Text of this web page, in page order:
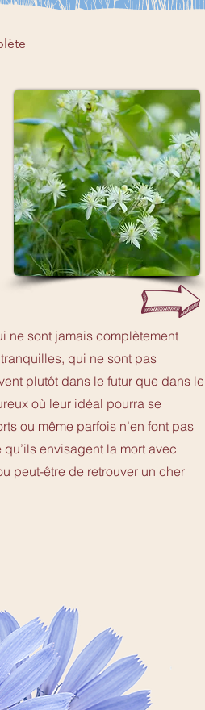
ne sont jamais complètement
qui ne sont pas
plutôt dans le futur que dans le
où leur idéal pourra se
ou même parfois n’en font pas
envisagent la mort avec
peut-être de retrouver un cher